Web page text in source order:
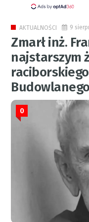
AKTUALNOŚCI 9
Zmarł inż.
najstarszym
Budowlanego
0